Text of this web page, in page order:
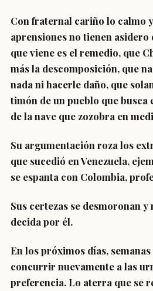
Con fraternal cariño lo calmo
aprensiones no tienen asidero
que viene es el remedio, que
más la descomposición, que
nada ni hacerle daño, que
timón de un pueblo que busca
de la nave que zozobra en
Su argumentación roza los
que sucedió en Venezuela,
se espanta con Colombia,
Sus certezas se desmoronan y
decida por él.
En los próximos días,
concurrir nuevamente a las
preferencia. Lo aterra que se